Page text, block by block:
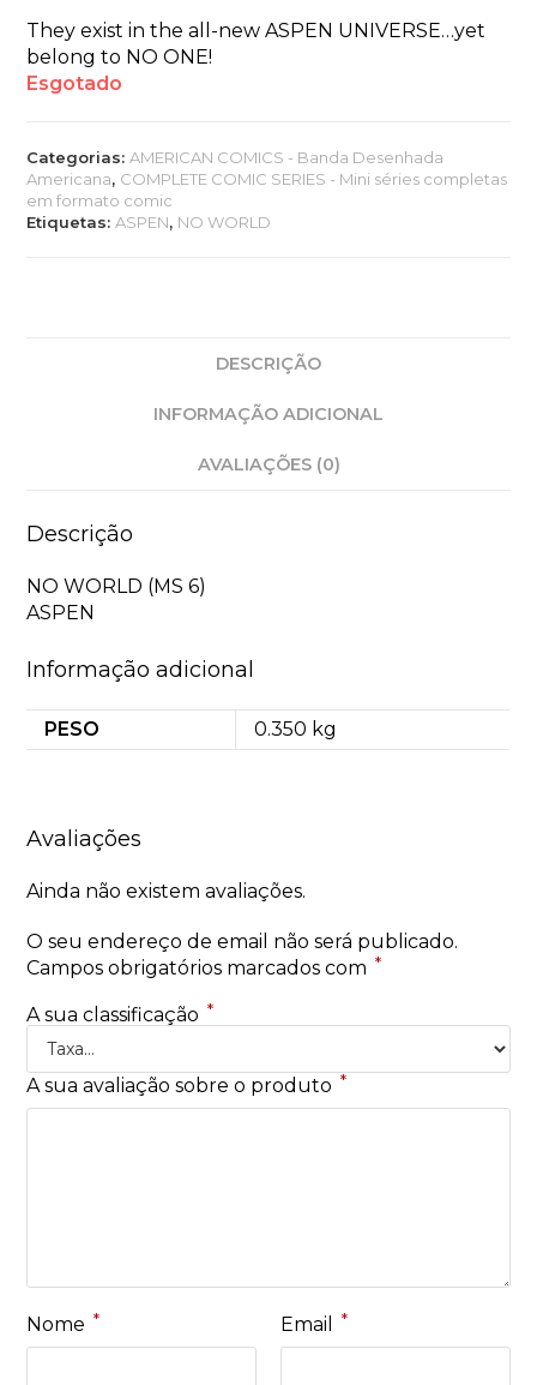
They exist in the all-new ASPEN UNIVERSE…yet
belong to NO ONE!
Esgotado
Categorias: AMERICAN COMICS - Banda Desenhada
Americana, COMPLETE COMIC SERIES - Mini séries completas
em formato comic
Etiquetas: ASPEN, NO WORLD
DESCRIÇÃO
INFORMAÇÃO ADICIONAL
AVALIAÇÕES (0)
Descrição
NO WORLD (MS 6)
ASPEN
Informação adicional
PESO 0.350 kg
Avaliações
Ainda não existem avaliações.
O seu endereço de email não será publicado.
Campos obrigatórios marcados com *
A sua classificação *
A sua avaliação sobre o produto *
Nome * Email *